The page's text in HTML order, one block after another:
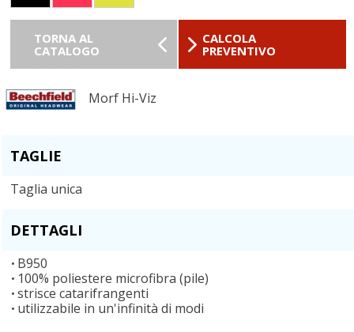
TORNA AL
CATALOGO
CALCOLA
PREVENTIVO
Morf Hi-Viz
TAGLIE
Taglia unica
DETTAGLI
B950
100% poliestere microfibra (pile)
strisce catarifrangenti
utilizzabile in un'infinità di modi